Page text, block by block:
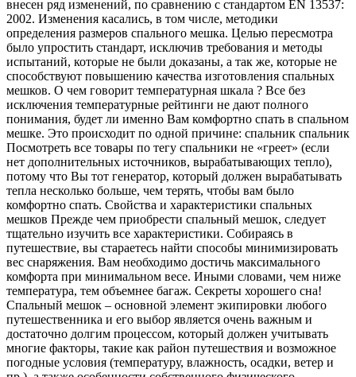
внесен ряд изменений, по сравнению с стандартом EN 13537:
2002. Изменения касались, в том числе, методики
определения размеров спального мешка. Целью пересмотра
было упростить стандарт, исключив требования и методы
испытаний, которые не были доказаны, а так же, которые не
способствуют повышению качества изготовления спальных
мешков. О чем говорит температурная шкала ? Все без
исключения температурные рейтинги не дают полного
понимания, будет ли именно Вам комфортно спать в спальном
мешке. Это происходит по одной причине: спальник спальник
Посмотреть все товары по тегу спальники не «греет» (если
нет дополнительных источников, вырабатывающих тепло),
потому что Вы тот генератор, который должен вырабатывать
тепла несколько больше, чем терять, чтобы вам было
комфортно спать. Свойства и характеристики спальных
мешков Прежде чем приобрести спальный мешок, следует
тщательно изучить все характеристики. Собираясь в
путешествие, вы стараетесь найти способы минимизировать
вес снаряжения. Вам необходимо достичь максимального
комфорта при минимальном весе. Иными словами, чем ниже
температура, тем объемнее багаж. Секреты хорошего сна!
Спальный мешок – основной элемент экипировки любого
путешественника и его выбор является очень важным и
достаточно долгим процессом, который должен учитывать
многие факторы, такие как район путешествия и возможное
погодные условия (температуру, влажность, осадки, ветер и